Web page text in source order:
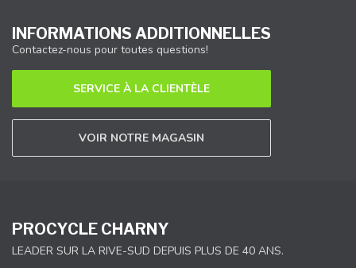
INFORMATIONS ADDITIONNELLES
Contactez-nous pour toutes questions!
SERVICE À LA CLIENTÈLE
VOIR NOTRE MAGASIN
PROCYCLE CHARNY
LEADER SUR LA RIVE-SUD DEPUIS PLUS DE 40 ANS.